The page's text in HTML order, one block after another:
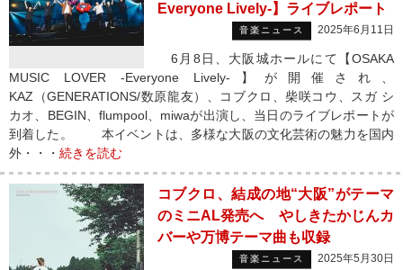
Everyone Lively-】ライブレポート
音楽ニュース 2025年6月11日
6月8日、大阪城ホールにて【OSAKA
MUSIC LOVER -Everyone Lively-】が開催され、
KAZ（GENERATIONS/数原龍友）、コブクロ、柴咲コウ、スガ シ
カオ、BEGIN、flumpool、miwaが出演し、当日のライブレポートが
到着した。 本イベントは、多様な大阪の文化芸術の魅力を国内
外・・・ 続きを読む
コブクロ、結成の地“大阪”がテーマ
のミニAL発売へ やしきたかじんカ
バーや万博テーマ曲も収録
音楽ニュース 2025年5月30日